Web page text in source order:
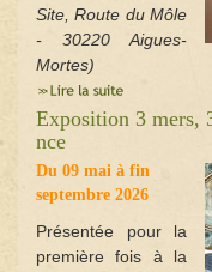
Site, Route du Môle
- 30220 Aigues-
Mortes)
Exposition 3 mers,
nce
Du 09 mai à fin
septembre 2026
Présentée pour la
première fois à la